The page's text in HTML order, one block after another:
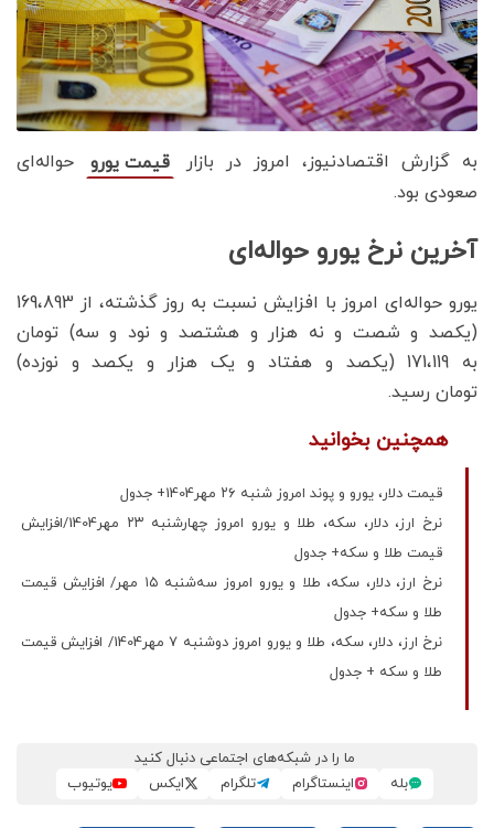
به گزارش اقتصادنیوز، امروز در بازار قیمت یورو
حواله‌ای
صعودی بود.
آخرین نرخ یورو حواله‌ای
یورو حواله‌ای امروز با افزایش نسبت به روز گذشته، از 169،893
(یکصد و شصت و نه هزار و هشتصد و نود و سه) تومان
به 171،119 (یکصد و هفتاد و یک هزار و یکصد و نوزده)
تومان رسید.
همچنین بخوانید
قیمت دلار، یورو و پوند امروز شنبه ۲۶ مهر1404+ جدول
نرخ ارز، دلار، سکه، طلا و یورو امروز چهارشنبه ۲۳ مهر1404/افزایش
قیمت طلا و سکه+ جدول
نرخ ارز، دلار، سکه، طلا و یورو امروز سه‌شنبه ۱۵ مهر/ افزایش قیمت
طلا و سکه+ جدول
نرخ ارز، دلار، سکه، طلا و یورو امروز دوشنبه ۷ مهر1404/ افزایش قیمت
طلا و سکه + جدول
ما را در شبکه‌های اجتماعی دنبال کنید
بله
اینستاگرام تلگرام ایکس یوتیوب